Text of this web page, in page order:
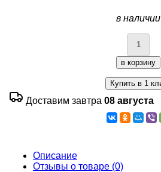
в наличии
Доставим завтра 08 августа
Описание
Отзывы о товаре (0)